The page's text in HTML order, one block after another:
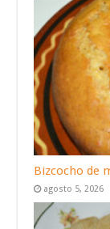
Bizcocho de
agosto 5, 2026